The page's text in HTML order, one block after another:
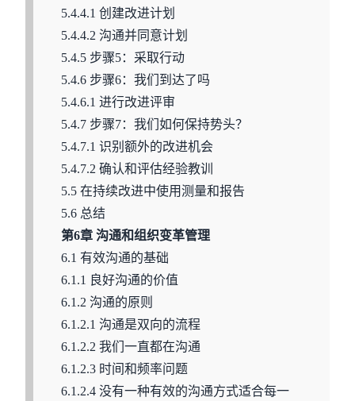
5.4.4.1 创建改进计划
5.4.4.2 沟通并同意计划
5.4.5 步骤5：采取行动
5.4.6 步骤6：我们到达了吗
5.4.6.1 进行改进评审
5.4.7 步骤7：我们如何保持势头？
5.4.7.1 识别额外的改进机会
5.4.7.2 确认和评估经验教训
5.5 在持续改进中使用测量和报告
5.6 总结
第6章 沟通和组织变革管理
6.1 有效沟通的基础
6.1.1 良好沟通的价值
6.1.2 沟通的原则
6.1.2.1 沟通是双向的流程
6.1.2.2 我们一直都在沟通
6.1.2.3 时间和频率问题
6.1.2.4 没有一种有效的沟通方式适合每一